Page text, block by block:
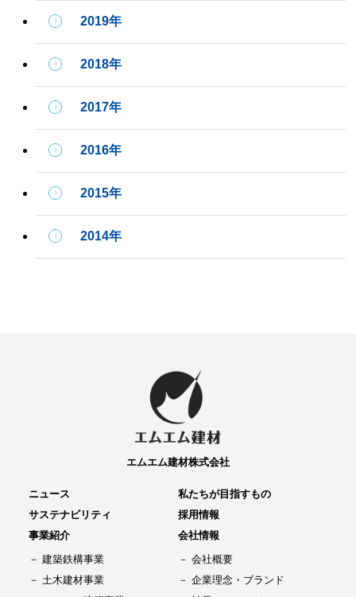
2019年
2018年
2017年
2016年
2015年
2014年
エムエム建材株式会社
ニュース
私たちが目指すもの
サステナビリティ
採用情報
事業紹介
建築鉄構事業
土木建材事業
会社情報
会社概要
企業理念・ブランド